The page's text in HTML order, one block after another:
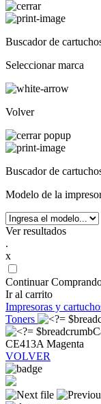
Buscador de
Seleccionar marca
Volver
Buscador de
Modelo de la
Ver resultados
.
x
Continuar
Ir al carrito
Impresoras y
Toners
CE413A Magenta
VOLVER